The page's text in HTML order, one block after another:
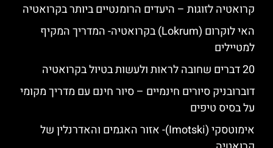
קרואטיה לזוגות – היעדים הרומנטיים ביותר בקרואטיה
האי לוקרום (Lokrum) בקרואטיה- המדריך המקיף
למטיילים
20 דברים שחובה לראות ולעשות בטיול בקרואטיה
דוברובניק סיורים חינמיים – סיור חינם עם מדריך מקומי
על בסיס טיפים
אימוטסקי (Imotski)- אזור האגמים והאדרנלין של